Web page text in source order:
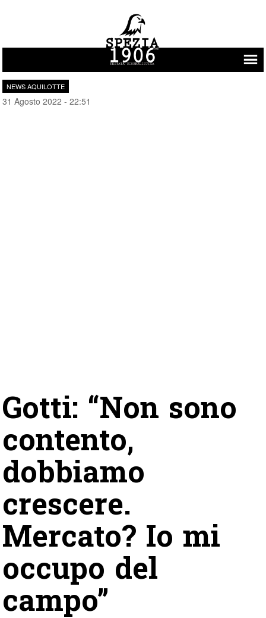
Vai al contenuto
NEWS AQUILOTTE
31 Agosto 2022 - 22:51
Gotti: “Non sono
contento,
dobbiamo
crescere.
Mercato? Io mi
occupo del
campo”